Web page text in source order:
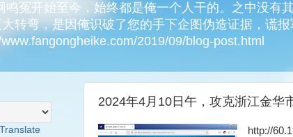
鸣冤开始至今，始终都是俺一个人干的。之中没有
转弯，是因俺识破了您的手下企图伪造证据，谎
2019/09/blog-post.html
2024年4月10日午，攻克浙江金华
http://
Translate